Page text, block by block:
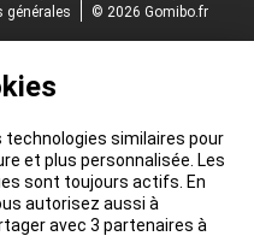
générales © 2026 Gomibo.fr
technologies similaires pour
et plus personnalisée. Les
sont toujours actifs. En
autorisez aussi à
avec 3 partenaires à